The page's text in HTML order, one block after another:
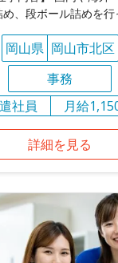
、段ボール詰めを
岡山県 岡山市北区
事務
社員
月給
詳細を見る